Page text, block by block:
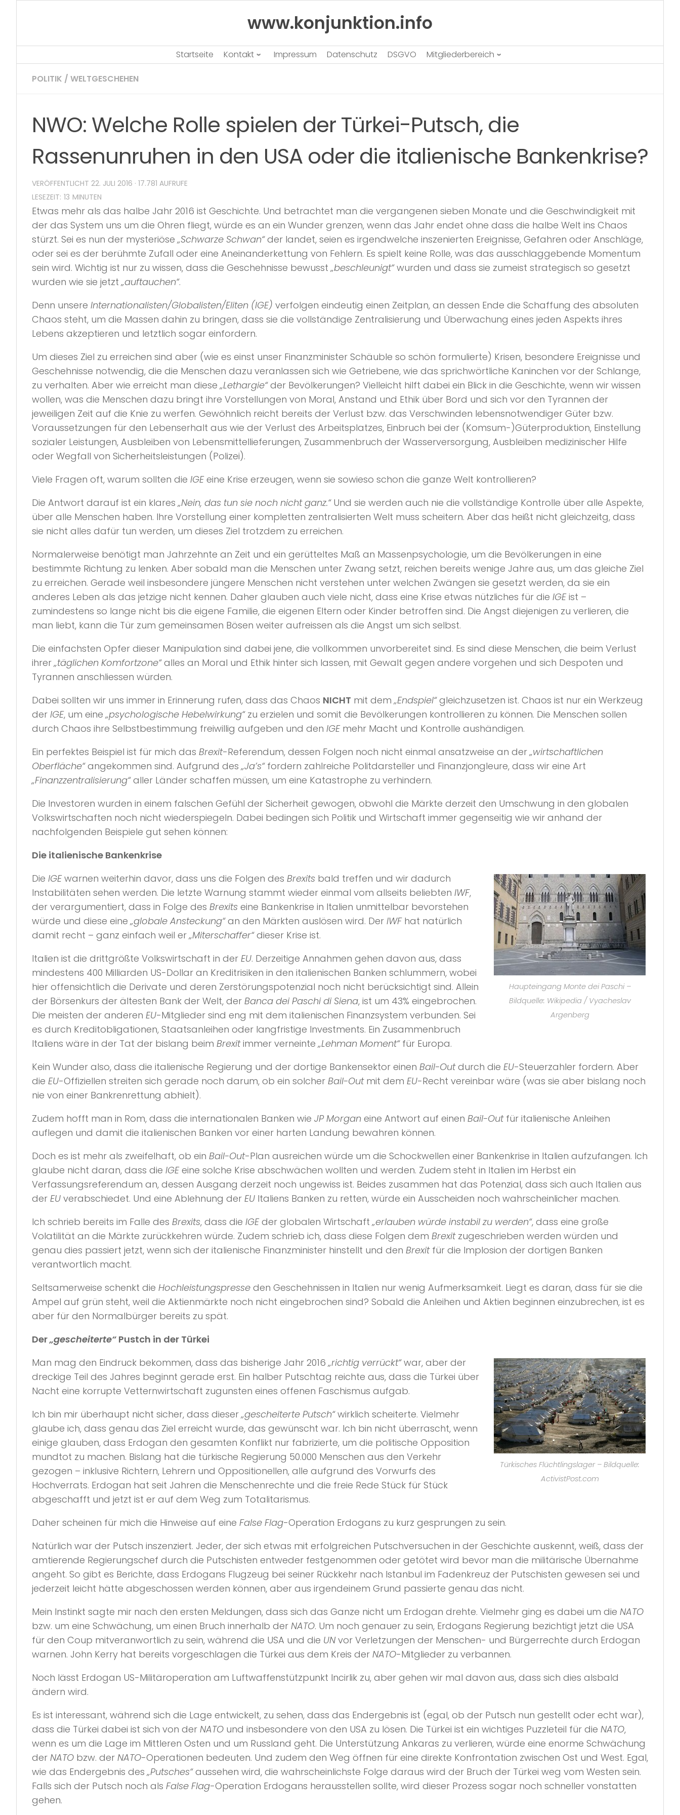
www.konjunktion.info
Startseite Kontakt Impressum Datenschutz DSGVO Mitgliederbereich
POLITIK / WELTGESCHEHEN
NWO: Welche Rolle spielen der Türkei-Putsch, die
Rassenunruhen in den USA oder die italienische Bankenkrise?
VERÖFFENTLICHT 22. JULI 2016 · 17.781 AUFRUFE
Etwas mehr als das halbe Jahr 2016 ist Geschichte. Und betrachtet man die vergangenen sieben Monate und die Geschwindigkeit mit
der das System uns um die Ohren fliegt, würde es an ein Wunder grenzen, wenn das Jahr endet ohne dass die halbe Welt ins Chaos
stürzt. Sei es nun der mysteriöse„Schwarze Schwan“der landet, seien es irgendwelche inszenierten Ereignisse, Gefahren oder Anschläge,
oder sei es der berühmte Zufall oder eine Aneinanderkettung von Fehlern. Es spielt keine Rolle, was das ausschlaggebende Momentum
sein wird. Wichtig ist nur zu wissen, dass die Geschehnisse bewusst„beschleunigt“wurden und dass sie zumeist strategisch so gesetzt
wurden wie sie jetzt„auftauchen“.
Denn unsere Internationalisten/Globalisten/Eliten (IGE) verfolgen eindeutig einen Zeitplan, an dessen Ende die Schaffung des absoluten
Chaos steht, um die Massen dahin zu bringen, dass sie die vollständige Zentralisierung und Überwachung eines jeden Aspekts ihres
Lebens akzeptieren und letztlich sogar einfordern.
Um dieses Ziel zu erreichen sind aber (wie es einst unser Finanzminister Schäuble so schön formulierte) Krisen, besondere Ereignisse und
Geschehnisse notwendig, die die Menschen dazu veranlassen sich wie Getriebene, wie das sprichwörtliche Kaninchen vor der Schlange,
zu verhalten. Aber wie erreicht man diese „Lethargie“der Bevölkerungen? Vielleicht hilft dabei ein Blick in die Geschichte, wenn wir wissen
wollen, was die Menschen dazu bringt ihre Vorstellungen von Moral, Anstand und Ethik über Bord und sich vor den Tyrannen der
jeweiligen Zeit auf die Knie zu werfen. Gewöhnlich reicht bereits der Verlust bzw. das Verschwinden lebensnotwendiger Güter bzw.
Voraussetzungen für den Lebenserhalt aus wie der Verlust des Arbeitsplatzes, Einbruch bei der (Komsum-)Güterproduktion, Einstellung
sozialer Leistungen, Ausbleiben von Lebensmittellieferungen, Zusammenbruch der Wasserversorgung, Ausbleiben medizinischer Hilfe
oder Wegfall von Sicherheitsleistungen (Polizei).
Viele Fragen oft, warum sollten die IGEeine Krise erzeugen, wenn sie sowieso schon die ganze Welt kontrollieren?
Die Antwort darauf ist ein klares„Nein, das tun sie noch nicht ganz.“Und sie werden auch nie die vollständige Kontrolle über alle Aspekte,
über alle Menschen haben. Ihre Vorstellung einer kompletten zentralisierten Welt muss scheitern. Aber das heißt nicht gleichzeitg, dass
sie nicht alles dafür tun werden, um dieses Ziel trotzdem zu erreichen.
Normalerweise benötigt man Jahrzehnte an Zeit und ein gerütteltes Maß an Massenpsychologie, um die Bevölkerungen in eine
bestimmte Richtung zu lenken. Aber sobald man die Menschen unter Zwang setzt, reichen bereits wenige Jahre aus, um das gleiche Ziel
zu erreichen. Gerade weil insbesondere jüngere Menschen nicht verstehen unter welchen Zwängen sie gesetzt werden, da sie ein
anderes Leben als das jetzige nicht kennen. Daher glauben auch viele nicht, dass eine Krise etwas nützliches für die IGEist –
zumindestens so lange nicht bis die eigene Familie, die eigenen Eltern oder Kinder betroffen sind. Die Angst diejenigen zu verlieren, die
man liebt, kann die Tür zum gemeinsamen Bösen weiter aufreissen als die Angst um sich selbst.
Die einfachsten Opfer dieser Manipulation sind dabei jene, die vollkommen unvorbereitet sind. Es sind diese Menschen, die beim Verlust
ihrer„täglichen Komfortzone“alles an Moral und Ethik hinter sich lassen, mit Gewalt gegen andere vorgehen und sich Despoten und
Tyrannen anschliessen würden.
Dabei sollten wir uns immer in Erinnerung rufen, dass das Chaos NICHT mit dem„Endspiel“gleichzusetzen ist. Chaos ist nur ein Werkzeug
der IGE, um eine„psychologische Hebelwirkung“zu erzielen und somit die Bevölkerungen kontrollieren zu können. Die Menschen sollen
durch Chaos ihre Selbstbestimmung freiwillig aufgeben und den IGEmehr Macht und Kontrolle aushändigen.
Ein perfektes Beispiel ist für mich das Brexit-Referendum, dessen Folgen noch nicht einmal ansatzweise an der„wirtschaftlichen
Oberfläche“angekommen sind. Aufgrund des„Ja’s“fordern zahlreiche Politdarsteller und Finanzjongleure, dass wir eine Art
„Finanzzentralisierung“aller Länder schaffen müssen, um eine Katastrophe zu verhindern.
Die Investoren wurden in einem falschen Gefühl der Sicherheit gewogen, obwohl die Märkte derzeit den Umschwung in den globalen
Volkswirtschaften noch nicht wiederspiegeln. Dabei bedingen sich Politik und Wirtschaft immer gegenseitig wie wir anhand der
nachfolgenden Beispiele gut sehen können:
Die italienische Bankenkrise
Haupteingang Monte dei Paschi –
Bildquelle: Wikipedia / Vyacheslav
Argenberg
Die IGEwarnen weiterhin davor, dass uns die Folgen des Brexits bald treffen und wir dadurch
Instabilitäten sehen werden. Die letzte Warnung stammt wieder einmal vom allseits beliebten IWF,
der verargumentiert, dass in Folge des Brexits eine Bankenkrise in Italien unmittelbar bevorstehen
würde und diese eine„globale Ansteckung“an den Märkten auslösen wird. Der IWFhat natürlich
damit recht – ganz einfach weil er„Miterschaffer“dieser Krise ist.
Italien ist die drittgrößte Volkswirtschaft in der EU. Derzeitige Annahmen gehen davon aus, dass
mindestens 400 Milliarden US-Dollar an Kreditrisiken in den italienischen Banken schlummern, wobei
hier offensichtlich die Derivate und deren Zerstörungspotenzial noch nicht berücksichtigt sind. Allein
der Börsenkurs der ältesten Bank der Welt, der Banca dei Paschi di Siena, ist um 43% eingebrochen.
Die meisten der anderen EU-Mitglieder sind eng mit dem italienischen Finanzsystem verbunden. Sei
es durch Kreditobligationen, Staatsanleihen oder langfristige Investments. Ein Zusammenbruch
Italiens wäre in der Tat der bislang beim Brexitimmer verneinte„Lehman Moment“für Europa.
Kein Wunder also, dass die italienische Regierung und der dortige Bankensektor einen Bail-Outdurch die EU-Steuerzahler fordern. Aber
die EU-Offiziellen streiten sich gerade noch darum, ob ein solcher Bail-Outmit dem EU-Recht vereinbar wäre (was sie aber bislang noch
nie von einer Bankrenrettung abhielt).
Zudem hofft man in Rom, dass die internationalen Banken wie JP Morgan eine Antwort auf einen Bail-Outfür italienische Anleihen
auflegen und damit die italienischen Banken vor einer harten Landung bewahren können.
Doch es ist mehr als zweifelhaft, ob ein Bail-Out-Plan ausreichen würde um die Schockwellen einer Bankenkrise in Italien aufzufangen. Ich
glaube nicht daran, dass die IGEeine solche Krise abschwächen wollten und werden. Zudem steht in Italien im Herbst ein
Verfassungsreferendum an, dessen Ausgang derzeit noch ungewiss ist. Beides zusammen hat das Potenzial, dass sich auch Italien aus
der EU verabschiedet. Und eine Ablehnung der EU Italiens Banken zu retten, würde ein Ausscheiden noch wahrscheinlicher machen.
Ich schrieb bereits im Falle des Brexits, dass die IGEder globalen Wirtschaft„erlauben würde instabil zu werden“, dass eine große
Volatilität an die Märkte zurückkehren würde. Zudem schrieb ich, dass diese Folgen dem Brexitzugeschrieben werden würden und
genau dies passiert jetzt, wenn sich der italienische Finanzminister hinstellt und den Brexitfür die Implosion der dortigen Banken
verantwortlich macht.
Seltsamerweise schenkt die Hochleistungspresse den Geschehnissen in Italien nur wenig Aufmerksamkeit. Liegt es daran, dass für sie die
Ampel auf grün steht, weil die Aktienmärkte noch nicht eingebrochen sind? Sobald die Anleihen und Aktien beginnen einzubrechen, ist es
aber für den Normalbürger bereits zu spät.
Der„gescheiterte“ Pustch in der Türkei
Türkisches Flüchtlingslager – Bildquelle:
ActivistPost.com
Man mag den Eindruck bekommen, dass das bisherige Jahr 2016„richtig verrückt“war, aber der
dreckige Teil des Jahres beginnt gerade erst. Ein halber Putschtag reichte aus, dass die Türkei über
Nacht eine korrupte Vetternwirtschaft zugunsten eines offenen Faschismus aufgab.
Ich bin mir überhaupt nicht sicher, dass dieser„gescheiterte Putsch“wirklich scheiterte. Vielmehr
glaube ich, dass genau das Ziel erreicht wurde, das gewünscht war. Ich bin nicht überrascht, wenn
einige glauben, dass Erdogan den gesamten Konflikt nur fabrizierte, um die politische Opposition
mundtot zu machen. Bislang hat die türkische Regierung 50.000 Menschen aus den Verkehr
gezogen – inklusive Richtern, Lehrern und Oppositionellen, alle aufgrund des Vorwurfs des
Hochverrats. Erdogan hat seit Jahren die Menschenrechte und die freie Rede Stück für Stück
abgeschafft und jetzt ist er auf dem Weg zum Totalitarismus.
Daher scheinen für mich die Hinweise auf eine False Flag-Operation Erdogans zu kurz gesprungen zu sein.
Natürlich war der Putsch inszenziert. Jeder, der sich etwas mit erfolgreichen Putschversuchen in der Geschichte auskennt, weiß, dass der
amtierende Regierungschef durch die Putschisten entweder festgenommen oder getötet wird bevor man die militärische Übernahme
angeht. So gibt es Berichte, dass Erdogans Flugzeug bei seiner Rückkehr nach Istanbul im Fadenkreuz der Putschisten gewesen sei und
jederzeit leicht hätte abgeschossen werden können, aber aus irgendeinem Grund passierte genau das nicht.
Mein Instinkt sagte mir nach den ersten Meldungen, dass sich das Ganze nicht um Erdogan drehte. Vielmehr ging es dabei um die NATO
bzw. um eine Schwächung, um einen Bruch innerhalb der NATO. Um noch genauer zu sein, Erdogans Regierung bezichtigt jetzt die USA
für den Coup mitveranwortlich zu sein, während die USA und die UN vor Verletzungen der Menschen- und Bürgerrechte durch Erdogan
warnen. John Kerry hat bereits vorgeschlagen die Türkei aus dem Kreis der NATO-Mitglieder zu verbannen.
Noch lässt Erdogan US-Militäroperation am Luftwaffenstützpunkt Incirlik zu, aber gehen wir mal davon aus, dass sich dies alsbald
ändern wird.
Es ist interessant, während sich die Lage entwickelt, zu sehen, dass das Endergebnis ist (egal, ob der Putsch nun gestellt oder echt war),
dass die Türkei dabei ist sich von der NATO und insbesondere von den USA zu lösen. Die Türkei ist ein wichtiges Puzzleteil für die NATO,
wenn es um die Lage im Mittleren Osten und um Russland geht. Die Unterstützung Ankaras zu verlieren, würde eine enorme Schwächung
der NATO bzw. der NATO-Operationen bedeuten. Und zudem den Weg öffnen für eine direkte Konfrontation zwischen Ost und West. Egal,
wie das Endergebnis des„Putsches“aussehen wird, die wahrscheinlichste Folge daraus wird der Bruch der Türkei weg vom Westen sein.
Falls sich der Putsch noch als False Flag-Operation Erdogans herausstellen sollte, wird dieser Prozess sogar noch schneller vonstatten
gehen.